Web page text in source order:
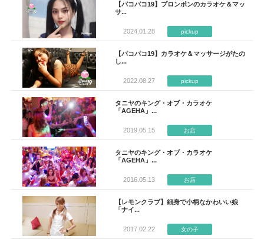
【パコパコ19】プロンポンのカラオケ＆マッ
サ...
2024.01.28 pickup
【パコパコ19】カラオケ＆マッサージがたの
し...
2022.08.27 pickup
タニヤのキング・オブ・カラオケ
「AGEHA」...
2019.05.15 お店
タニヤのキング・オブ・カラオケ
「AGEHA」...
2016.05.13 お店
【レモンクラブ】細身で小柄なかわいい娘
「ナイ...
2017.02.22 女の子